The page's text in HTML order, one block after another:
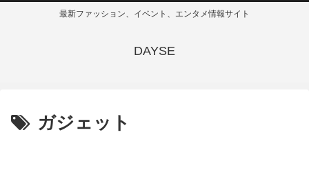
最新ファッション、イベント、エンタメ情報サイト
DAYSE
ガジェット